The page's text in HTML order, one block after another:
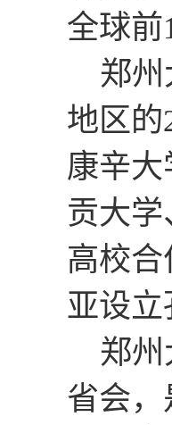
全球前
郑
地区的
康辛
贡大
高校
亚设
郑
省会